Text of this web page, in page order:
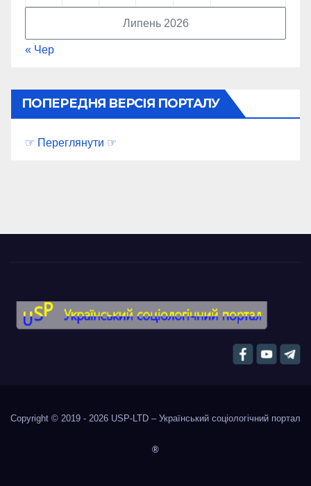
Липень 2026
« Чер
ПОПЕРЕДНЯ ВЕРСІЯ ПОРТАЛУ
☞ Переглянути ☞
Copyright © 2019 - 2026 USP-LTD – Український соціологічний портал
®